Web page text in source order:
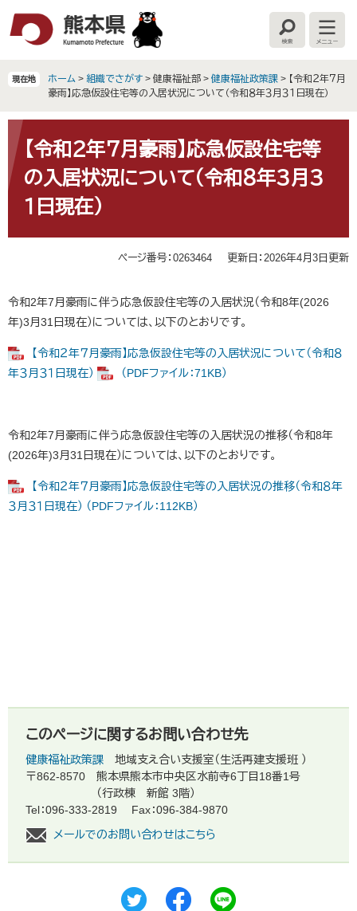
文
へ
検
索
メ
ニ
ー
現在地 ホーム > 組織でさがす > 健康福祉部 > 健康福祉政策課 > 【令和２年７月
豪雨】応急仮設住宅等の入居状況について（令和８年３月３１日現在）
文
【令和２年７月豪雨】応急仮設住宅等
の入居状況について（令和８年３月３
１日現在）
ページ番号：0263464 更新日：2026年4月3日更新
令和2年7月豪雨に伴う応急仮設住宅等の入居状況（令和8年(2026
年)3月31日現在）については、以下のとおりです。
【令和２年７月豪雨】応急仮設住宅等の入居状況について（令和８
年３月３１日現在）
（PDFファイル：71KB）
令和2年7月豪雨に伴う応急仮設住宅等の入居状況の推移（令和8年
(2026年)3月31日現在）については、以下のとおりです。
【令和２年７月豪雨】応急仮設住宅等の入居状況の推移（令和８年
３月３１日現在） （PDFファイル：112KB）
このページに関するお問い合わせ先
健康福祉政策課
地域支え合い支援室（生活再建支援班 ）
〒862-8570
熊本県熊本市中央区水前寺6丁目18番1号
（行政棟 新館 3階）
Tel：096-333-2819
Fax：096-384-9870
メールでのお問い合わせはこちら